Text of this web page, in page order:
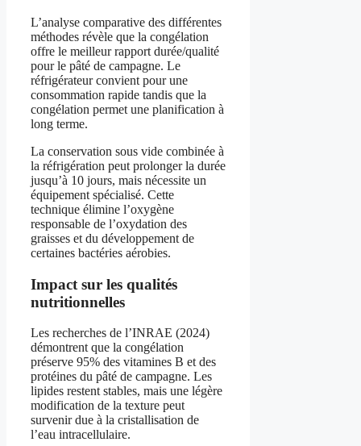
L’analyse comparative des différentes
méthodes révèle que la congélation
offre le meilleur rapport durée/qualité
pour le pâté de campagne. Le
réfrigérateur convient pour une
consommation rapide tandis que la
congélation permet une planification à
long terme.
La conservation sous vide combinée à
la réfrigération peut prolonger la durée
jusqu’à 10 jours, mais nécessite un
équipement spécialisé. Cette
technique élimine l’oxygène
responsable de l’oxydation des
graisses et du développement de
certaines bactéries aérobies.
Impact sur les qualités
nutritionnelles
Les recherches de l’INRAE (2024)
démontrent que la congélation
préserve 95% des vitamines B et des
protéines du pâté de campagne. Les
lipides restent stables, mais une légère
modification de la texture peut
survenir due à la cristallisation de
l’eau intracellulaire.